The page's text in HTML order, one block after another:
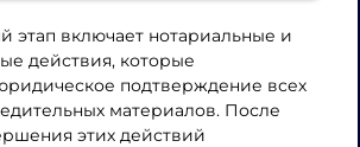
этап включает нотариальные и
действия, которые
подтверждение всех
материалов. После
этих действий